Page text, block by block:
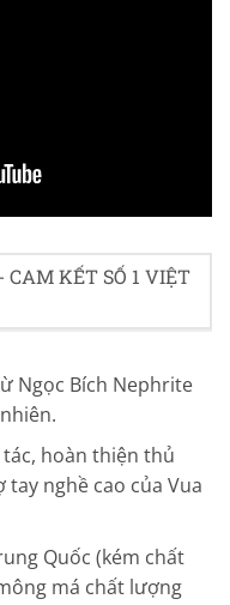
chọn)
CAM KẾT SỐ 1 VIỆT
Ngọc Bích Nephrite
hoàn thiện thủ
nghề cao của Vua
Quốc (kém chất
má chất lượng